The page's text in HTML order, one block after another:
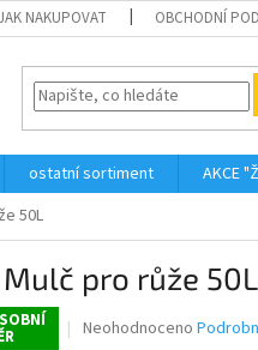
NAKUPOVAT OBCHODNÍ
ostatní sortiment AKCE
50L
Mulč pro růže 50L
Průměrné
Neohodnoceno